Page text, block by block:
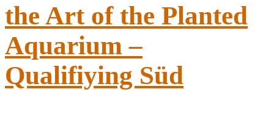
the Art of the Planted
Aquarium –
Qualifiying Süd